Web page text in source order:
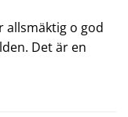
allsmäktig o god
Det är en